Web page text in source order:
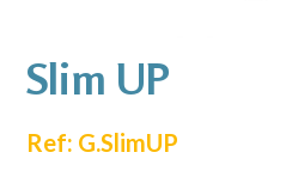
Slim UP
Ref: G.SlimUP